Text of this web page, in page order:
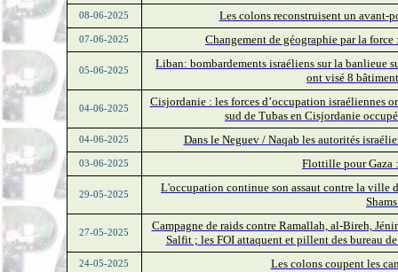
08-06-2025 Les colons reconstruisent un avant-
07-06-2025 Changement de géographie par la
05-06-2025
Liban: bombardements israéliens sur la banlieue
ont visé 8
04-06-2025
Cisjordanie : les forces d’occupation israéliennes
sud de Tubas en Cisjordanie
04-06-2025 Dans le Neguev / Naqab les autorités
03-06-2025 Flottille pour Gaza
29-05-2025
L'occupation continue son assaut contre la ville
27-05-2025
Campagne de raids contre Ramallah, al-Bireh,
Salfit ; les FOI attaquent et pillent des bureau
24-05-2025 Les colons coupent les